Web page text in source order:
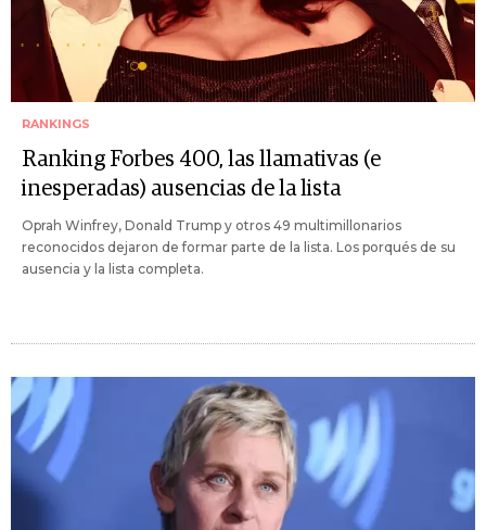
RANKINGS
Ranking Forbes 400, las llamativas (e
inesperadas) ausencias de la lista
Oprah Winfrey, Donald Trump y otros 49 multimillonarios
reconocidos dejaron de formar parte de la lista. Los porqués de su
ausencia y la lista completa.